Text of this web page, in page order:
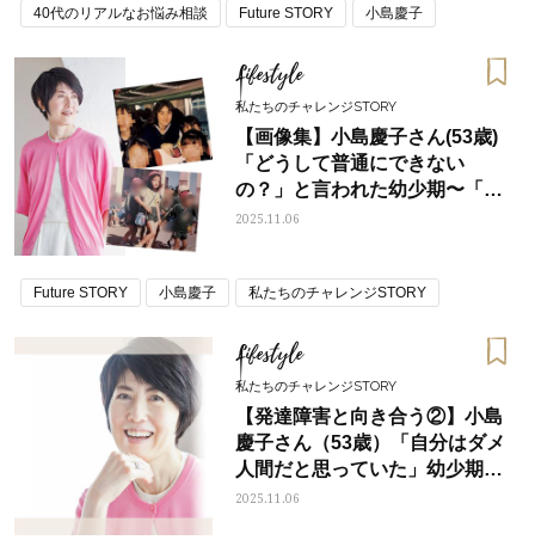
40代のリアルなお悩み相談 Future STORY 小島慶子
Lifestyle
私たちのチャレンジSTORY
【画像集】小島慶子さん(53歳)
「どうして普通にできない
の？」と言われた幼少期〜「人
気者」と呼ばれるまで
2025.11.06
Future STORY 小島慶子 私たちのチャレンジSTORY
Lifestyle
私たちのチャレンジSTORY
【発達障害と向き合う②】小島
慶子さん（53歳）「自分はダメ
人間だと思っていた」幼少期か
らの霧が晴れた瞬間
2025.11.06